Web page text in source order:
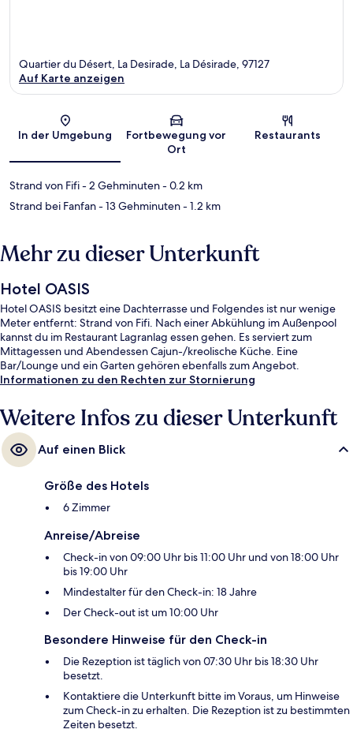
Karte
Quartier du Désert, La Desirade, La Désirade, 97127
Auf Karte anzeigen
In der Umgebung
Fortbewegung vor
Ort
Restaurants
Strand von Fifi- 2 Gehminuten- 0.2 km
Strand bei Fanfan- 13 Gehminuten- 1.2 km
Mehr zu dieser Unterkunft
Hotel OASIS
Hotel OASIS besitzt eine Dachterrasse und Folgendes ist nur wenige
Meter entfernt: Strand von Fifi. Nach einer Abkühlung im Außenpool
kannst du im Restaurant Lagranlag essen gehen. Es serviert zum
Mittagessen und Abendessen Cajun-/kreolische Küche. Eine
Bar/Lounge und ein Garten gehören ebenfalls zum Angebot.
Informationen zu den Rechten zur Stornierung
Weitere Infos zu dieser Unterkunft
Auf einen Blick
Größe des Hotels
6 Zimmer
Anreise/Abreise
Check-in von 09:00 Uhr bis 11:00 Uhr und von 18:00 Uhr
bis 19:00 Uhr
Mindestalter für den Check-in: 18 Jahre
Der Check-out ist um 10:00 Uhr
Besondere Hinweise für den Check-in
Die Rezeption ist täglich von 07:30 Uhr bis 18:30 Uhr
besetzt.
Kontaktiere die Unterkunft bitte im Voraus, um Hinweise
zum Check-in zu erhalten. Die Rezeption ist zu bestimmten
Zeiten besetzt.